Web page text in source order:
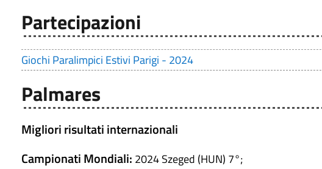
Partecipazioni
Giochi Paralimpici Estivi Parigi - 2024
Palmares
Migliori risultati internazionali
Campionati Mondiali: 2024 Szeged (HUN) 7°;